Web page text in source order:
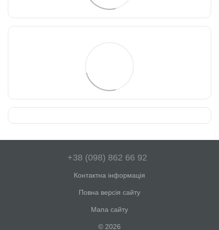
+38 (098) 862 66 92
Контактна інформація
Повна версія сайту
Мапа сайту
© 2026